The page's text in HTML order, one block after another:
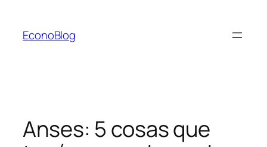
contenido
EconoBlog
Anses: 5 cosas que